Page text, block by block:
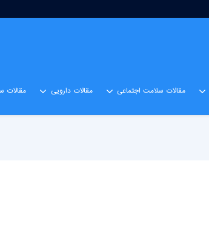
مقالات سلامت اجتماعی مقالات دارویی مقالات